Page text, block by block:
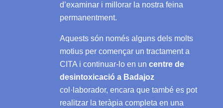
d’examinar i millorar la nostra feina
permanentment.
Aquests són només alguns dels molts
motius per començar un tractament a
CITA i continuar-lo en un centre de
desintoxicació a Badajoz
col·laborador, encara que també es pot
realitzar la teràpia completa en una